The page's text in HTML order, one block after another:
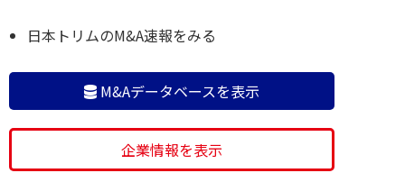
日本トリムのM&A速報をみる
M&Aデータベースを表示
企業情報を表示